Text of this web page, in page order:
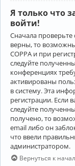
Я только что
войти!
Сначала проверьте
верны, то
COPPA и при
следуйте
конференциях
активированы
в систему. Эта
регистрации. Если
следуйте
получено, то
email либо он
что ввели
администратором.
Вернуться к